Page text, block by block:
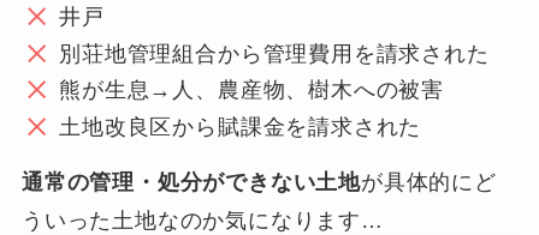
井戸
別荘地管理組合から管理費用を請求された
熊が生息→人、農産物、樹木への被害
土地改良区から賦課金を請求された
通常の管理・処分ができない土地が具体的にど
ういった土地なのか気になります…